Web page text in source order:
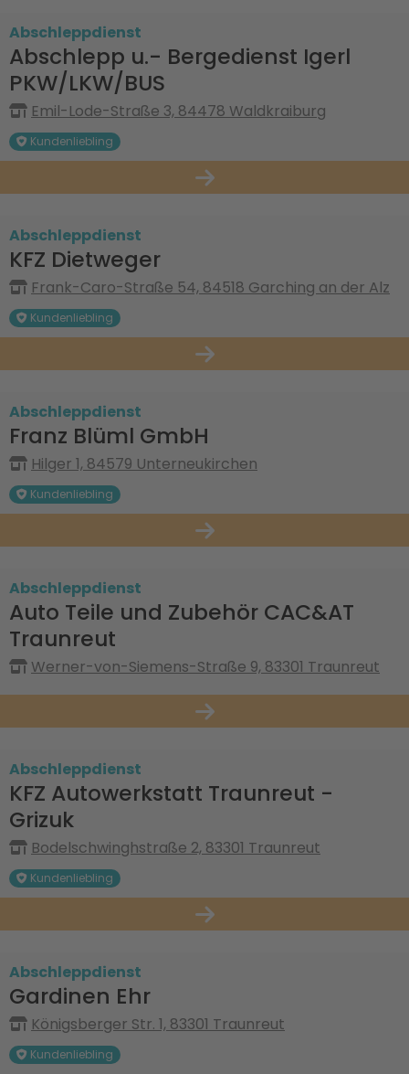
Abschleppdienst
Abschlepp u.- Bergedienst Igerl
PKW/LKW/BUS
Emil-Lode-Straße 3, 84478 Waldkraiburg
Kundenliebling
Abschleppdienst
KFZ Dietweger
Frank-Caro-Straße 54, 84518 Garching an der Alz
Kundenliebling
Abschleppdienst
Franz Blüml GmbH
Hilger 1, 84579 Unterneukirchen
Kundenliebling
Abschleppdienst
Auto Teile und Zubehör CAC&AT
Traunreut
Werner-von-Siemens-Straße 9, 83301 Traunreut
Abschleppdienst
KFZ Autowerkstatt Traunreut -
Grizuk
Bodelschwinghstraße 2, 83301 Traunreut
Kundenliebling
Abschleppdienst
Gardinen Ehr
Königsberger Str. 1, 83301 Traunreut
Kundenliebling